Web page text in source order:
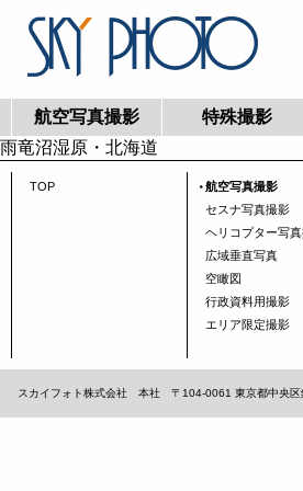
航空写真撮影 特殊撮影
雨竜沼湿原・北海道
TOP
航空写真撮影
セスナ写真撮影
ヘリコプター写
広域垂直写真
空瞰図
行政資料用撮影
エリア限定撮影
スカイフォト株式会社 本社 〒104-0061 東京都中央